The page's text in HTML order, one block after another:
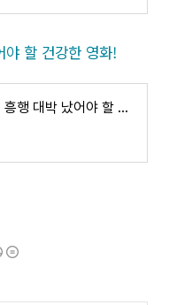
야 할 건강한 영화!
흑백 영화 자산어보. 흥행 대박 났어야 할 건강한 영화!